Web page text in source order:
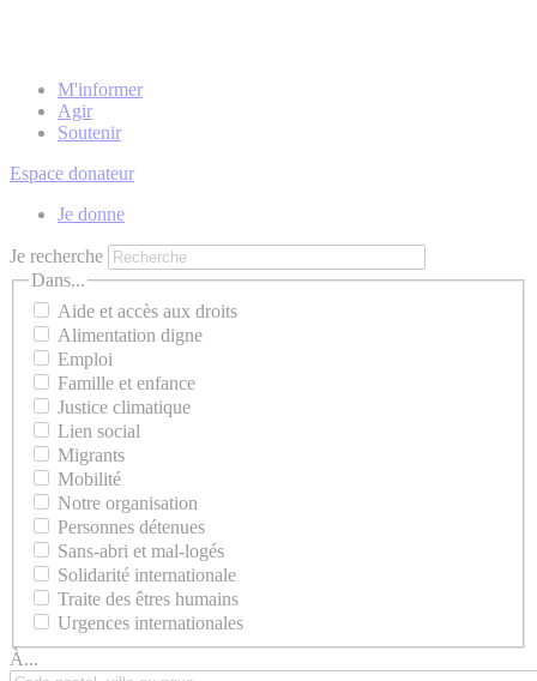
M'informer
Agir
Soutenir
Espace donateur
Je donne
Je recherche
Dans...
Aide et accès aux droits
Alimentation digne
Emploi
Famille et enfance
Justice climatique
Lien social
Migrants
Mobilité
Notre organisation
Personnes détenues
Sans-abri et mal-logés
Solidarité internationale
Traite des êtres humains
Urgences internationales
À...